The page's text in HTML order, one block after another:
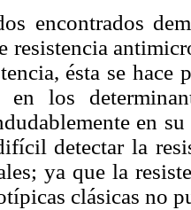
encontrados
resistencia
ésta se hace
en los
en
detectar la
ya que la
clásicas no